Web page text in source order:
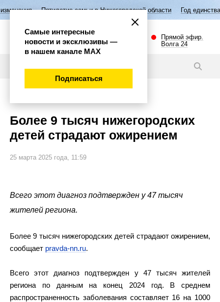
семьи в Нижегородской области Год единства народов
Прямой эфир.
Волга 24
Более 9 тысяч нижегородских
детей страдают ожирением
25 марта 2025 года, 11:59
Всего этот диагноз подтвержден у 47 тысяч
жителей региона.
Более 9 тысяч нижегородских детей страдают ожирением,
сообщает pravda-nn.ru.
Всего этот диагноз подтвержден у 47 тысяч жителей
региона по данным на конец 2024 год. В среднем
распространенность заболевания составляет 16 на 1000
Самые интересные
новости и эксклюзивы —
в нашем канале МАХ
Подписаться